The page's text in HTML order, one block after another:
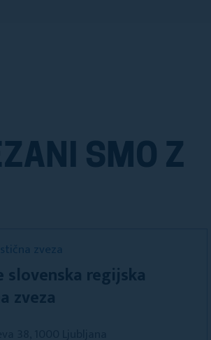
SMO Z
zveza
slovenska regijska
zveza